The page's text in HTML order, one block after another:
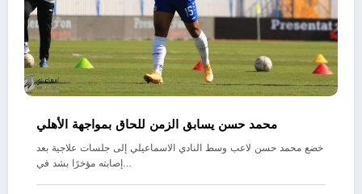
محمد حسن يسابق الزمن للحاق بمواجهة الأهلي
خضع محمد حسن لاعب وسط النادي الاسماعيلي إلى جلسات علاجية بعد
إصابته مؤخرًا بشد في…